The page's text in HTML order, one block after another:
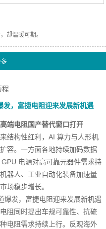
却温暖可期。
程
发，富捷电阻迎来发展新机遇
端电阻国产替代窗口打开
结构性红利，AI 算力与人形机
容。一方面各地持续加码数据
电源对高可靠元器件需求持
器人、工业自动化装备加速量
场稳步增长。
阻同时提出车规可靠性、抗硫
电阻需求持续上行。反观海外